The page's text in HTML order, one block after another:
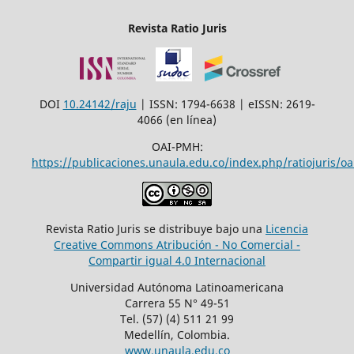
Revista Ratio Juris
DOI 10.24142/raju | ISSN: 1794-6638 | eISSN: 2619-
4066 (en línea)
OAI-PMH:
https://publicaciones.unaula.edu.co/index.php/ratiojuris/
Revista Ratio Juris se distribuye bajo una Licencia
Creative Commons Atribución - No Comercial -
Compartir igual 4.0 Internacional
Universidad Autónoma Latinoamericana
Carrera 55 N° 49-51
Tel. (57) (4) 511 21 99
Medellín, Colombia.
www.unaula.edu.co